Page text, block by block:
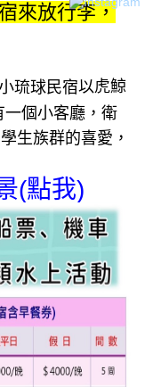
來放行李，
琉球民宿以虎鯨
個小客廳，衛
生族群的喜愛，
(點我)